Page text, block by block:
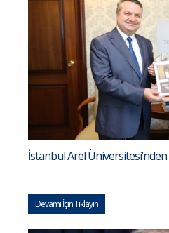
İstanbul Arel
Devamı İçin Tıklayın